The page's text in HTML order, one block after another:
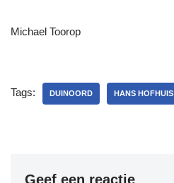
Michael Toorop
Tags: DUINOORD HANS HOFHUIS
Geef een reactie